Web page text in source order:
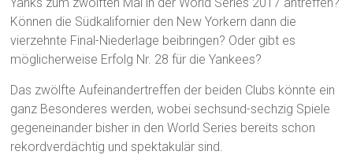
Yanks zum zwölften Mal in der World Series 2017 antreffen?
Können die Südkalifornier den New Yorkern dann die
vierzehnte Final-Niederlage beibringen? Oder gibt es
möglicherweise Erfolg Nr. 28 für die Yankees?
Das zwölfte Aufeinandertreffen der beiden Clubs könnte ein
ganz Besonderes werden, wobei sechsund-sechzig Spiele
gegeneinander bisher in den World Series bereits schon
rekordverdächtig und spektakulär sind.